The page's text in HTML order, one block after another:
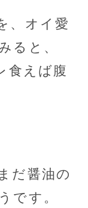
、オイ愛
ると、
えば腹
だ醤油の
です。